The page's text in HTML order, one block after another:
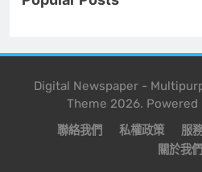
Digital Newspaper -
Theme 2026. Powered
聯絡我們 私權政策 服
關於我們